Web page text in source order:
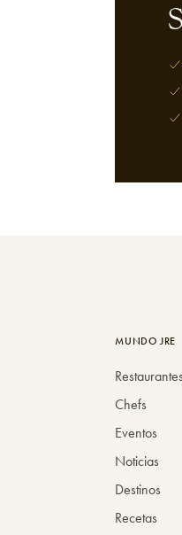
MUNDO JRE
Restaurantes
Chefs
Eventos
Noticias
Destinos
Recetas